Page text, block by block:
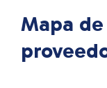
Mapa